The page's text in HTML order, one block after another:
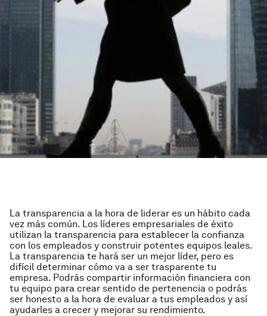
La transparencia a la hora de liderar es un hábito cada
vez más común. Los líderes empresariales de éxito
utilizan la transparencia para establecer la confianza
con los empleados y construir potentes equipos leales.
La transparencia te hará ser un mejor líder, pero es
difícil determinar cómo va a ser trasparente tu
empresa. Podrás compartir información financiera con
tu equipo para crear sentido de pertenencia o podrás
ser honesto a la hora de evaluar a tus empleados y así
ayudarles a crecer y mejorar su rendimiento.